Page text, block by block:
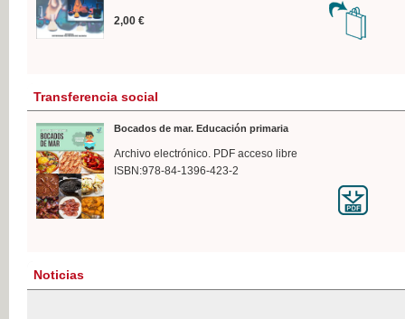
2,00 €
Transferencia social
Bocados de mar. Educación primaria
Archivo electrónico. PDF acceso libre
ISBN:978-84-1396-423-2
Noticias